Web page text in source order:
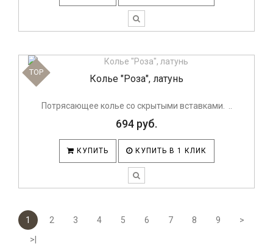
TOP
Колье "Роза", латунь
Потрясающее колье со скрытыми вставками. ..
694 руб.
КУПИТЬ КУПИТЬ В 1 КЛИК
1 2 3 4 5 6 7 8 9
>
>|